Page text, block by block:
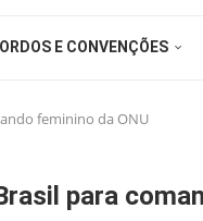
E CONVENÇÕES
feminino da ONU
para